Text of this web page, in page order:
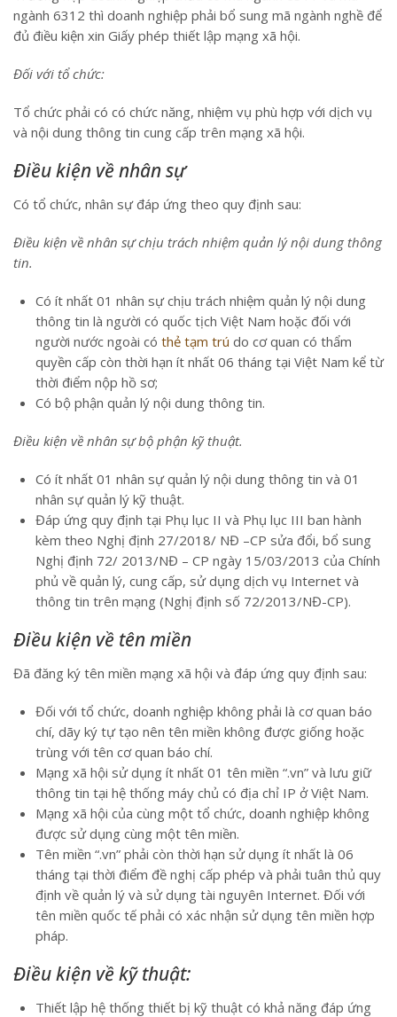
ngành 6312 thì doanh nghiệp phải bổ sung mã ngành nghề để
đủ điều kiện xin Giấy phép thiết lập mạng xã hội.
Đối với tổ chức:
Tổ chức phải có có chức năng, nhiệm vụ phù hợp với dịch vụ
và nội dung thông tin cung cấp trên mạng xã hội.
Điều kiện về nhân sự
Có tổ chức, nhân sự đáp ứng theo quy định sau:
Điều kiện về nhân sự chịu trách nhiệm quản lý nội dung thông
tin.
Có ít nhất 01 nhân sự chịu trách nhiệm quản lý nội dung
thông tin là người có quốc tịch Việt Nam hoặc đối với
người nước ngoài có thẻ tạm trú do cơ quan có thẩm
quyền cấp còn thời hạn ít nhất 06 tháng tại Việt Nam kể từ
thời điểm nộp hồ sơ;
Có bộ phận quản lý nội dung thông tin.
Điều kiện về nhân sự bộ phận kỹ thuật.
Có ít nhất 01 nhân sự quản lý nội dung thông tin và 01
nhân sự quản lý kỹ thuật.
Đáp ứng quy định tại Phụ lục II và Phụ lục III ban hành
kèm theo Nghị định 27/2018/ NĐ –CP sửa đổi, bổ sung
Nghị định 72/ 2013/NĐ – CP ngày 15/03/2013 của Chính
phủ về quản lý, cung cấp, sử dụng dịch vụ Internet và
thông tin trên mạng (Nghị định số 72/2013/NĐ-CP).
Điều kiện về tên miền
Đã đăng ký tên miền mạng xã hội và đáp ứng quy định sau:
Đối với tổ chức, doanh nghiệp không phải là cơ quan báo
chí, dãy ký tự tạo nên tên miền không được giống hoặc
trùng với tên cơ quan báo chí.
Mạng xã hội sử dụng ít nhất 01 tên miền “.vn” và lưu giữ
thông tin tại hệ thống máy chủ có địa chỉ IP ở Việt Nam.
Mạng xã hội của cùng một tổ chức, doanh nghiệp không
được sử dụng cùng một tên miền.
Tên miền “.vn” phải còn thời hạn sử dụng ít nhất là 06
tháng tại thời điểm đề nghị cấp phép và phải tuân thủ quy
định về quản lý và sử dụng tài nguyên Internet. Đối với
tên miền quốc tế phải có xác nhận sử dụng tên miền hợp
pháp.
Điều kiện về kỹ thuật:
Thiết lập hệ thống thiết bị kỹ thuật có khả năng đáp ứng